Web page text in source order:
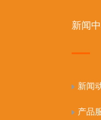
新闻
新闻
产品